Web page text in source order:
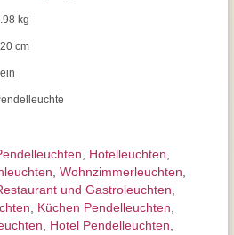
Hotelleuchten
Wohnzimmer­leuchten
und Gastroleuchten
Küchen Pendelleuchten
Hotel Pendelleuchten
kg
cm